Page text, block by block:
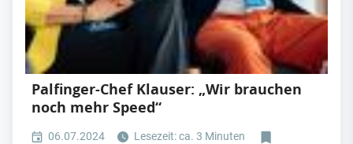
Palfinger-Chef Klauser: „Wir brauchen
noch mehr Speed“
06.07.2024
Lesezeit: ca. 3 Minuten